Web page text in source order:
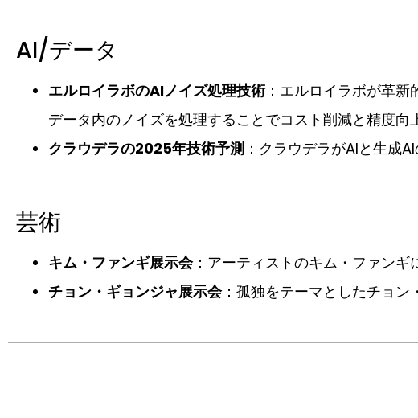
AI/データ
エルロイラボのAIノイズ処理技術：エルロイラボが革新
データ内のノイズを処理することでコスト削減と精度向
クラウデラの2025年技術予測 ：クラウデラがAIと生成
芸術
キム・ファンギ展示会：アーティストのキム・ファンギ
チョン・ギョンジャ展示会：孤独をテーマとしたチョン